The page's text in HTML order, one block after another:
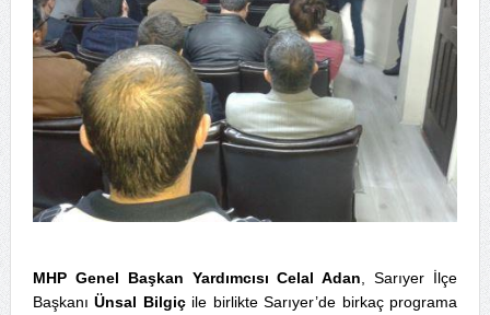
MHP Genel Başkan Yardımcısı Celal Adan , Sarıyer İlçe
BaşkanıÜnsal Bilgiçile birlikte Sarıyer’de birkaç programa